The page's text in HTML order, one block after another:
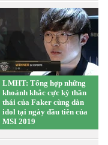
LMHT: Tổng hợp những
khoảnh khắc cực kỳ thần
thái của Faker cùng dàn
idol tại ngày đầu tiên của
MSI 2019